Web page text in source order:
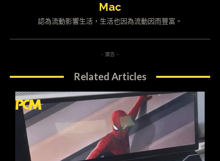
Mac
認為流動影響生活，生活也因為流動因而豐富。
- 廣告 -
Related Articles